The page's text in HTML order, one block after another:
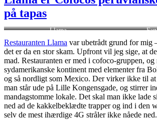
en
sjælden
kinesisk
mad”
på tapas
Llama
Restauranten Llama var ubetrådt grund for mig
det er da en stor skam. Upfront vil jeg sige, at
mad. Restauranten er med i cofoco-gruppen,
sydamerikanske kontinent med elementer fra
og så nordligt som Mexico. Der virker ikke til
man står ude på Lille Kongensgade, og stirrer
mandagstomme lokale. Det skal man ikke lade
ned ad de kakkelbeklædte trapper og ind i den
selv de mest ihærdige 4G stråler ikke nåede ned.